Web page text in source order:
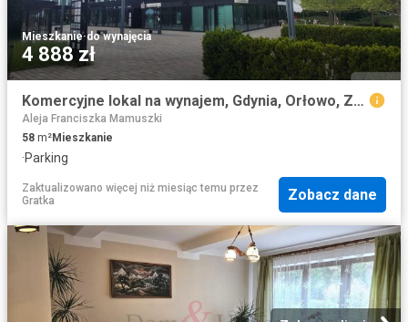
Mieszkanie·do wynajęcia
4 888 zł
Komercyjne lokal na wynajem, Gdynia, Orłowo, Zwycięstwa
Aleja Franciszka Mamuszki
58 m²Mieszkanie
·Parking
Zaktualizowano więcej niż miesiąc temu przez
Gratka
Zobacz dane